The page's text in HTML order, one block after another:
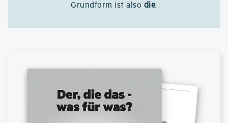
Grundform ist also die.